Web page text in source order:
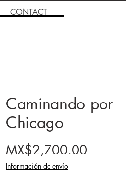
CONTACT
Caminando por
Chicago
MX$2,700.00
Información de envío